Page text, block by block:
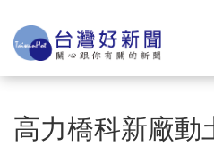
高力橋科新廠